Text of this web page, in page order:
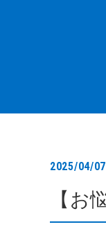
2025/04/07
【お